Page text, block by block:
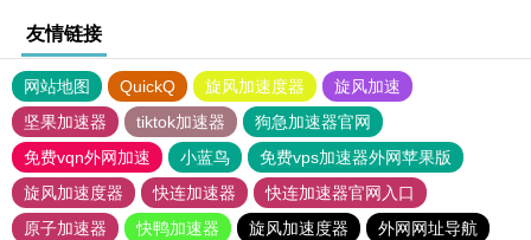
友情链接
网站地图 QuickQ 旋风加速度器
旋风加速
坚果加速器
tiktok加速器
狗急加速器官网
免费vqn外网加速
小蓝鸟
免费vps加速器外网苹果版
旋风加速度器
快连加速器
快连加速器官网入口
原子加速器
快鸭加速器 旋风加速度器
外网网址导航